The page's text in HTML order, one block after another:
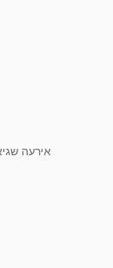
אירעה